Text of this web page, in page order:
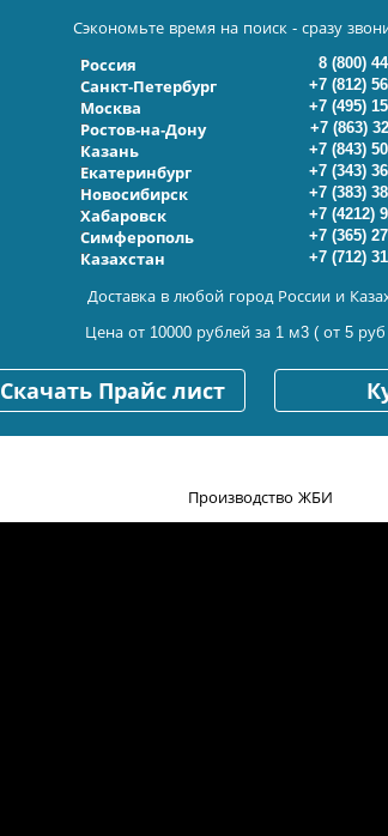
Сэкономьте время на поиск - сразу
Россия
8 (800)
Санкт-Петербург
+7 (812)
Москва
+7 (495)
Ростов-на-Дону
+7 (863)
Казань
+7 (843)
Екатеринбург
+7 (343)
Новосибирск
+7 (383)
Хабаровск
+7 (4212)
Симферополь
+7 (365)
Казахстан
+7 (712)
Доставка в любой город России и
Цена от 10000 рублей за 1 м3 ( от 5 руб
Скачать Прайс лист
Производство ЖБИ